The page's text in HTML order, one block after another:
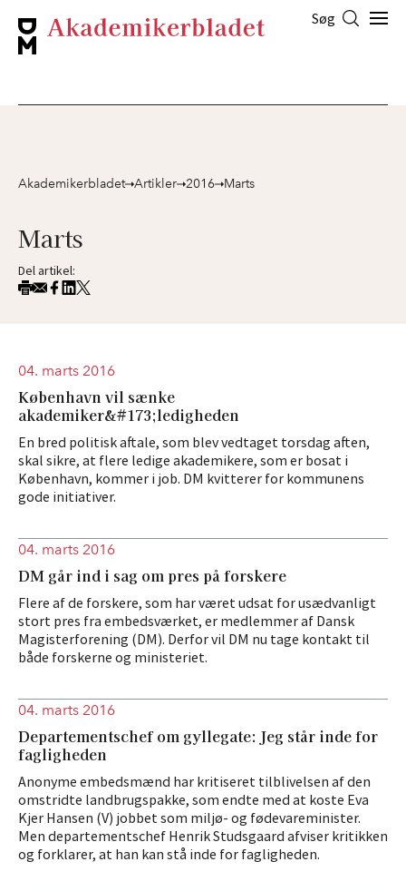
Søg
Akademikerbladet Artikler 2016 Marts
Marts
Del artikel:
04. marts 2016
København vil sænke
akademiker&#173;ledigheden
En bred politisk aftale, som blev vedtaget torsdag aften,
skal sikre, at flere ledige akademikere, som er bosat i
København, kommer i job. DM kvitterer for kommunens
gode initiativer.
04. marts 2016
DM går ind i sag om pres på forskere
Flere af de forskere, som har været udsat for usædvanligt
stort pres fra embedsværket, er medlemmer af Dansk
Magisterforening (DM). Derfor vil DM nu tage kontakt til
både forskerne og ministeriet.
04. marts 2016
Departementschef om gyllegate: Jeg står inde for
fagligheden
Anonyme embedsmænd har kritiseret tilblivelsen af den
omstridte landbrugspakke, som endte med at koste Eva
Kjer Hansen (V) jobbet som miljø- og fødevareminister.
Men departementschef Henrik Studsgaard afviser kritikken
og forklarer, at han kan stå inde for fagligheden.